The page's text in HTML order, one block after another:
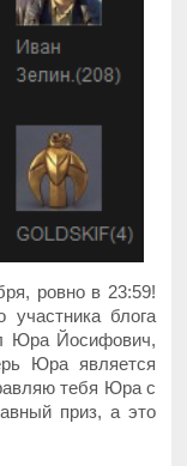
ровно в 23:59!
участника блога
Юра Йосифович,
Юра является
тебя Юра с
приз, а это